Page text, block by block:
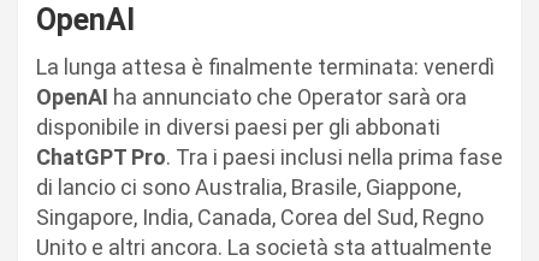
OpenAI
La lunga attesa è finalmente terminata: venerdì
OpenAI ha annunciato che Operator sarà ora
disponibile in diversi paesi per gli abbonati
ChatGPT Pro. Tra i paesi inclusi nella prima fase
di lancio ci sono Australia, Brasile, Giappone,
Singapore, India, Canada, Corea del Sud, Regno
Unito e altri ancora. La società sta attualmente